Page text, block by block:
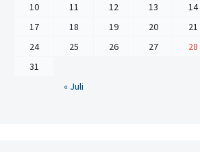
10
11 12 13 14
17
18 19 20 21
24
25 26 27 28
31
« Juli